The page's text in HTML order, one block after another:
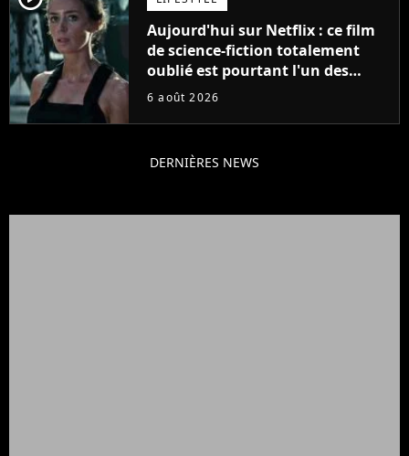
Aujourd'hui sur Netflix : ce film
de science-fiction totalement
oublié est pourtant l'un des
meilleurs des années 2010
6 août 2026
DERNIÈRES NEWS